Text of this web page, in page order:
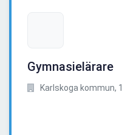
Gymnasielärare
Karlskoga kommun,